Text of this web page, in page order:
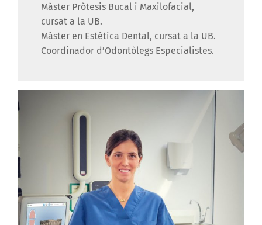
Màster Pròtesis Bucal i Maxilofacial,
cursat a la UB.
Màster en Estètica Dental, cursat a la UB.
Coordinador d’Odontòlegs Especialistes.